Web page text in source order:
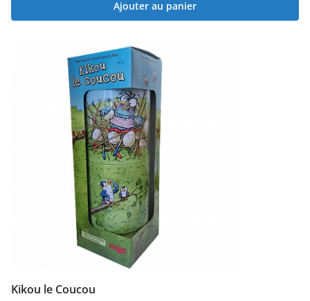
Ajouter au panier
Kikou le Coucou